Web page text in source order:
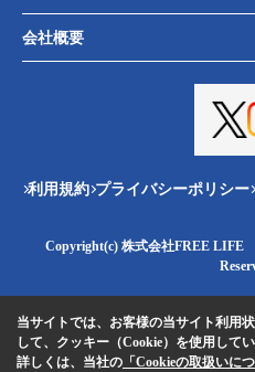
会社概要
利用規約 プライバシーポリシー
Copyright(c) 株式会社FREE LIFE
当サイトでは、お客様の当サイト利用
して、クッキー（Cookie）を使用してい
詳しくは、当社の 「Cookieの取扱いにつ